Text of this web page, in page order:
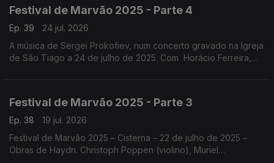
Festival de Marvão 2025 - Parte 4
Ep. 39
24 jul. 2026
A música de Sergei Prokofiev, num concerto gravado na Igreja
de São Tiago a 24 de julho de 2025. Com Horácio Ferreira,
Festival de Marvão 2025 - Parte 3
Ep. 38
19 jul. 2026
Festival de Marvão 2025 – Cisterna – 22 de julho de 2025 –
Obras de Haydn. Christoph Poppen (violino), Muriel